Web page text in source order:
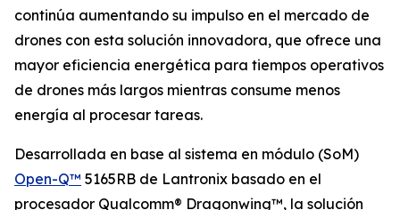
continúa aumentando su impulso en el mercado de
drones con esta solución innovadora, que ofrece una
mayor eficiencia energética para tiempos operativos
de drones más largos mientras consume menos
energía al procesar tareas.
Desarrollada en base al sistema en módulo (SoM)
Open-Q™ 5165RB de Lantronix basado en el
procesador Qualcomm® Dragonwing™, la solución